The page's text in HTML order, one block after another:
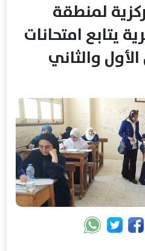
لمنطقة
يتابع امتحانات
والثاني